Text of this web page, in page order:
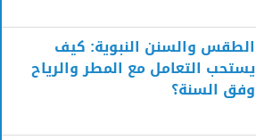
الطقس والسنن النبوية: كيف
يستحب التعامل مع المطر والرياح
وفق السنة؟